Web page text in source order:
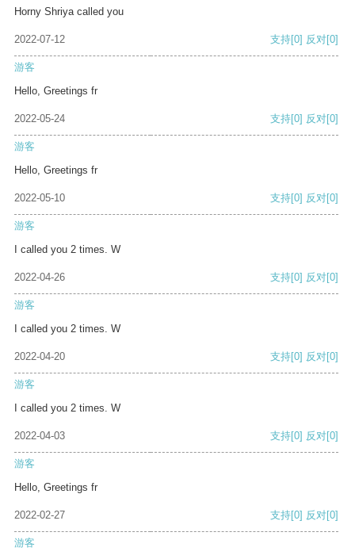
Horny Shriya called you
2022-07-12 支持[0] 反对[0]
游客
Hello, Greetings fr
2022-05-24 支持[0] 反对[0]
游客
Hello, Greetings fr
2022-05-10 支持[0] 反对[0]
游客
I called you 2 times. W
2022-04-26 支持[0] 反对[0]
游客
I called you 2 times. W
2022-04-20 支持[0] 反对[0]
游客
I called you 2 times. W
2022-04-03 支持[0] 反对[0]
游客
Hello, Greetings fr
2022-02-27 支持[0] 反对[0]
游客